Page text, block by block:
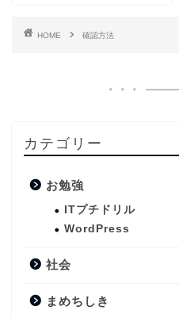
HOME 確認方法
カテゴリー
お勉強
ITプチドリル
WordPress
社会
まめちしき